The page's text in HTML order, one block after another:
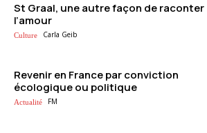
St Graal, une autre façon de raconter
l’amour
Culture Carla Geib
Revenir en France par conviction
écologique ou politique
Actualité FM